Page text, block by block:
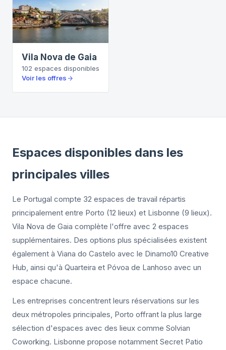
Vila Nova de Gaia
102 espaces disponibles
Voir les offres
Espaces disponibles dans les
principales villes
Le Portugal compte 32 espaces de travail répartis
principalement entre Porto (12 lieux) et Lisbonne (9 lieux).
Vila Nova de Gaia complète l'offre avec 2 espaces
supplémentaires. Des options plus spécialisées existent
également à Viana do Castelo avec le Dinamo10 Creative
Hub, ainsi qu'à Quarteira et Póvoa de Lanhoso avec un
espace chacune.
Les entreprises concentrent leurs réservations sur les
deux métropoles principales, Porto offrant la plus large
sélection d'espaces avec des lieux comme Solvian
Coworking. Lisbonne propose notamment Secret Patio